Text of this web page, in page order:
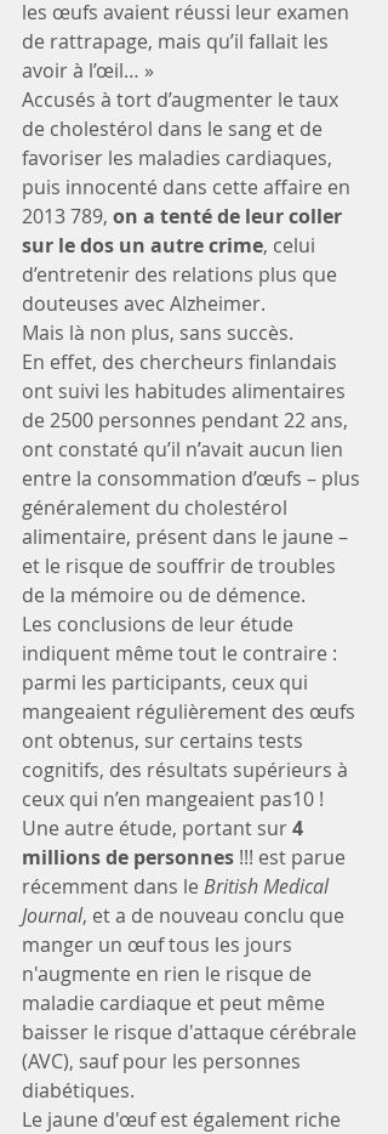
les œufs avaient réussi leur examen
de rattrapage, mais qu’il fallait les
avoir à l’œil… »
Accusés à tort d’augmenter le taux
de cholestérol dans le sang et de
favoriser les maladies cardiaques,
puis innocenté dans cette affaire en
2013 789, on a tenté de leur coller
sur le dos un autre crime, celui
d’entretenir des relations plus que
douteuses avec Alzheimer.
Mais là non plus, sans succès.
En effet, des chercheurs finlandais
ont suivi les habitudes alimentaires
de 2500 personnes pendant 22 ans,
ont constaté qu’il n’avait aucun lien
entre la consommation d’œufs – plus
généralement du cholestérol
alimentaire, présent dans le jaune –
et le risque de souffrir de troubles
de la mémoire ou de démence.
Les conclusions de leur étude
indiquent même tout le contraire :
parmi les participants, ceux qui
mangeaient régulièrement des œufs
ont obtenus, sur certains tests
cognitifs, des résultats supérieurs à
ceux qui n’en mangeaient pas10 !
Une autre étude, portant sur 4
millions de personnes !!! est parue
récemment dans le British Medical
Journal, et a de nouveau conclu que
manger un œuf tous les jours
n'augmente en rien le risque de
maladie cardiaque et peut même
baisser le risque d'attaque cérébrale
(AVC), sauf pour les personnes
diabétiques.
Le jaune d'œuf est également riche